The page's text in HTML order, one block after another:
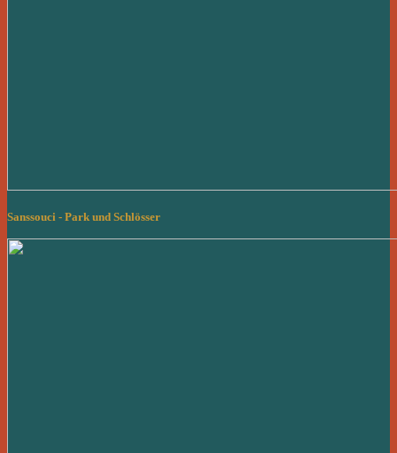
Sanssouci - Park und Schlösser